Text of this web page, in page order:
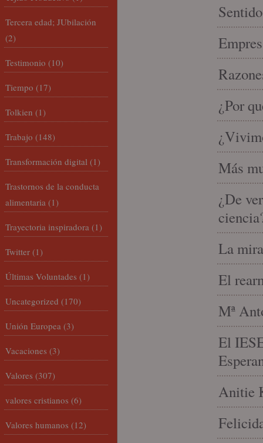
¿Por
Más
¿De
La
El
Mª
El
Anitie
Tercera edad; JUbilación
(2)
Testimonio (10)
Tiempo (17)
Tolkien (1)
Trabajo (148)
Transformación digital (1)
Trastornos de la conducta
alimentaria (1)
Trayectoria inspiradora (1)
Twitter (1)
Últimas Voluntades (1)
Uncategorized (170)
Unión Europea (3)
Vacaciones (3)
Valores (307)
valores cristianos (6)
Valores humanos (12)